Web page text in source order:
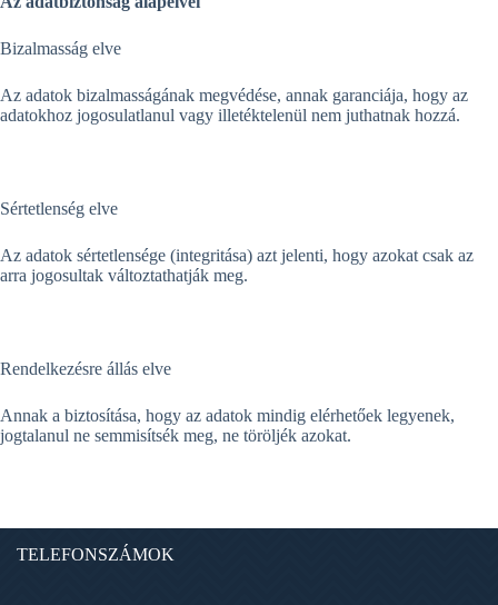
Bizalmasság elve
Az adatok bizalmasságának megvédése, annak garanciája, hogy az
adatokhoz jogosulatlanul vagy illetéktelenül nem juthatnak hozzá.
Sértetlenség elve
Az adatok sértetlensége (integritása) azt jelenti, hogy azokat csak az
arra jogosultak változtathatják meg.
Rendelkezésre állás elve
Annak a biztosítása, hogy az adatok mindig elérhetőek legyenek,
jogtalanul ne semmisítsék meg, ne töröljék azokat.
TELEFONSZÁMOK